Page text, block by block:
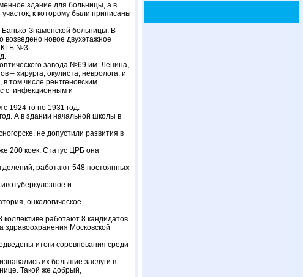
здание для больницы, а в
к которому были приписаны
Знаменской больницы. В
возведено новое двухэтажное
КГБ №3.
завода №69 им. Ленина,
хирурга, окулиста, невролога, и
том числе рентгеновским.
с инфекционным и
1924-го по 1931 год.
А в здании начальной школы в
не допустили развития в
200 коек. Статус ЦРБ она
работают 548 постоянных
и
онкологическое
работают 8 кандидатов
здравоохранения Московской
итоги соревнования среди
их большие заслуги в
Такой же добрый,